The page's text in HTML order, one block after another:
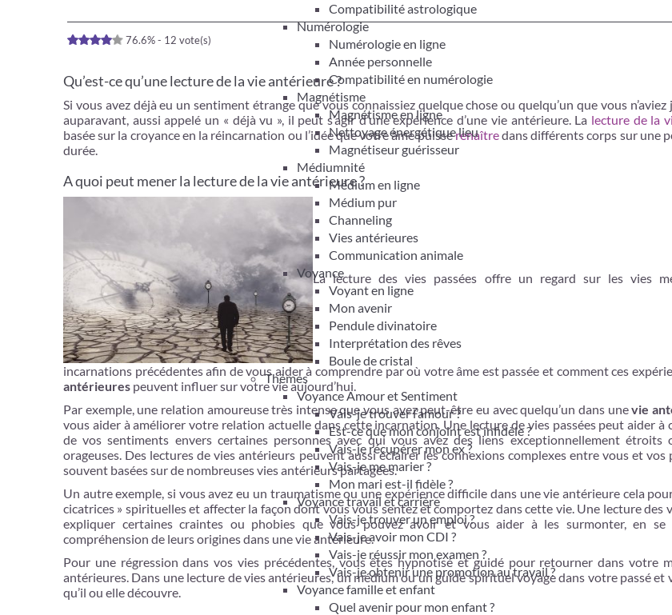
Compatibilité astrologique
Numérologie
Numérologie en ligne
Année personnelle
Compatibilité en numérologie
Magnétisme
Magnétisme en ligne
Nettoyage énergétique lieu
Magnétiseur guérisseur
Médiumnité
Médium en ligne
Médium pur
Channeling
Vies antérieures
Communication animale
Voyance
Voyant en ligne
Mon avenir
Pendule divinatoire
Interprétation des rêves
Boule de cristal
Thèmes
Voyance Amour et Sentiment
Vais-je trouver l’amour ?
Est-ce que mon conjoint est infidèle ?
Vais-je récupérer mon ex ?
Vais-je me marier ?
Mon mari est-il fidèle ?
Voyance travail et carrière
Vais-je trouver un emploi ?
Vais-je avoir mon CDI ?
Vais-je réussir mon examen ?
Vais-je obtenir une promotion au travail ?
Voyance famille et enfant
Quel avenir pour mon enfant ?
76.6% - 12 vote(s)
Qu’est-ce qu’une lecture de la vie antérieure ?
Si vous avez déjà eu un sentiment étrange que vous connaissiez quelque chose ou quelqu’un que vous
auparavant, aussi appelé un « déjà vu », il peut s’agir d’une expérience d’une vie antérieure. La lecture de la
basée sur la croyance en la réincarnation ou l’idée que votre âme puisserenaîtredans différents corps sur une
durée.
A quoi peut mener la lecture de la vie antérieure ?
La lecture des vies passées offre un regard sur les vies
incarnations précédentes afin de vous aider à comprendre par où votre âme est passée et comment ces
antérieures peuvent influer sur votre vie aujourd’hui.
Par exemple, une relation amoureuse très intense que vous avez peut-être eu avec quelqu’un dans unevie
vous aider à améliorer votre relation actuelle dans cette incarnation. Une lecture de vies passées peut aider à
de vos sentiments envers certaines personnes avec qui vous avez des liens exceptionnellement étroits
orageuses. Des lectures de vies antérieurs peuvent aussi éclairer les connexions complexes entre vous et vos
souvent basées sur de nombreuses vies antérieurs partagées.
Un autre exemple, si vous avez eu un traumatisme ou une expérience difficile dans une vie antérieure cela
cicatrices » spirituelles et affecter la façon dont vous vous sentez et comportez dans cette vie. Une lecture des
expliquer certaines craintes ou phobies que vous pouvez avoir et vous aider à les surmonter, en se
compréhension de leurs origines dans une vie antérieure.
Pour une régression dans vos vies précédentes, vous êtes hypnotisé et guidé pour retourner dans votre
antérieures. Dans une lecture de vies antérieures, un médium ou un guide spirituel voyage dans votre passé et
qu’il ou elle découvre.